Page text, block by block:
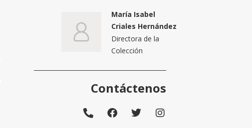
María Isabel
Criales Hernández
Directora de la
Colección
Contáctenos